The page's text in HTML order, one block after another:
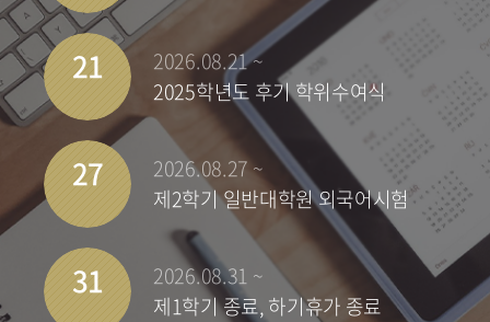
21
2026.08.21 ~
2025학년도 후기 학위수여식
27
2026.08.27 ~
제2학기 일반대학원 외국어시험
31
2026.08.31 ~
제1학기 종료, 하기휴가 종료